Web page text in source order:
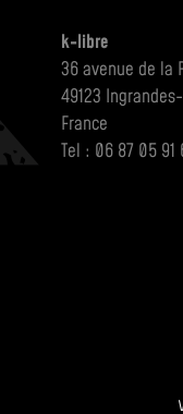
k-libre
36 avenue de la
49123
France
Tel : 06 87 05 91